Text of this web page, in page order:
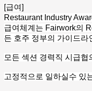
[급여]
Restaurant Industry
급여체계는 Fairwork의
든 호주 정부의 가이드라
모든 섹션 경력직 시급협
고정적으로 일하실수 있